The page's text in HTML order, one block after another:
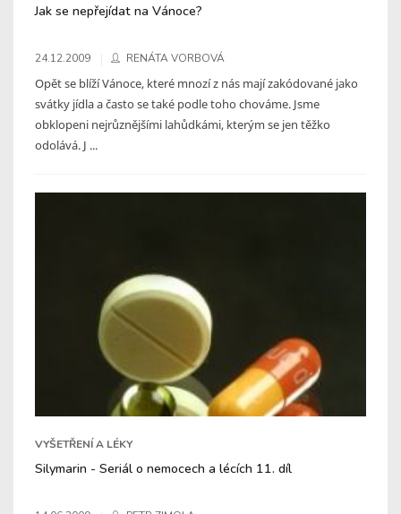
Jak se nepřejídat na Vánoce?
24.12.2009 RENÁTA VORBOVÁ
Opět se blíží Vánoce, které mnozí z nás mají zakódované jako
svátky jídla a často se také podle toho chováme. Jsme
obklopeni nejrůznějšími lahůdkámi, kterým se jen těžko
odolává. J ...
VYŠETŘENÍ A LÉKY
Silymarin - Seriál o nemocech a lécích 11. díl